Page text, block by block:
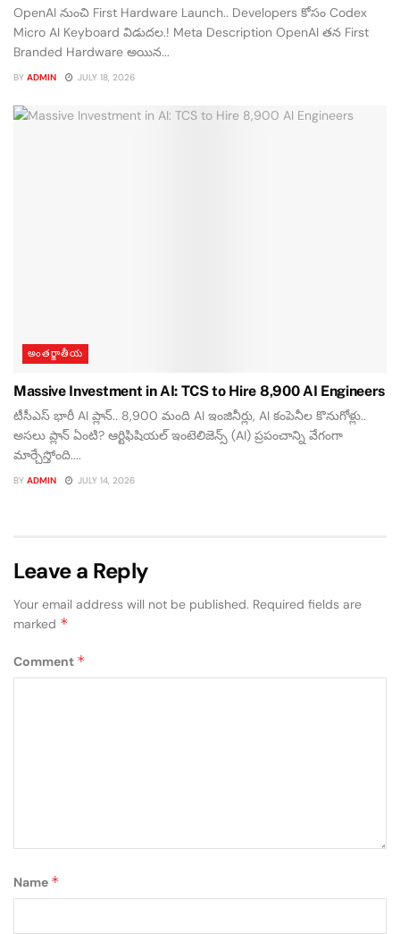
OpenAI నుంచి First Hardware Launch.. Developers కోసం Codex
Micro AI Keyboard విడుదల.! Meta Description OpenAI తన First
Branded Hardware అయిన...
BY ADMIN JULY 18, 2026
అంతర్జాతీయ
Massive Investment in AI: TCS to Hire 8,900 AI Engineers
టీసీఎస్ భారీ AI ప్లాన్.. 8,900 మంది AI ఇంజినీర్లు, AI కంపెనీల కొనుగోళ్లు..
అసలు ప్లాన్ ఏంటి? ఆర్టిఫిషియల్ ఇంటెలిజెన్స్ (AI) ప్రపంచాన్ని వేగంగా
మార్చేస్తోంది....
BY ADMIN JULY 14, 2026
Leave a Reply
Your email address will not be published. Required fields are
marked *
Comment *
Name *